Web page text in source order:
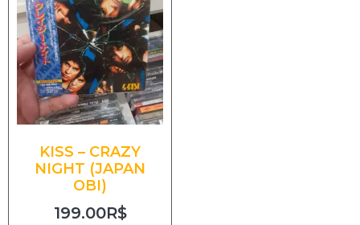
KISS – CRAZY
NIGHT (JAPAN
OBI)
199.00R$